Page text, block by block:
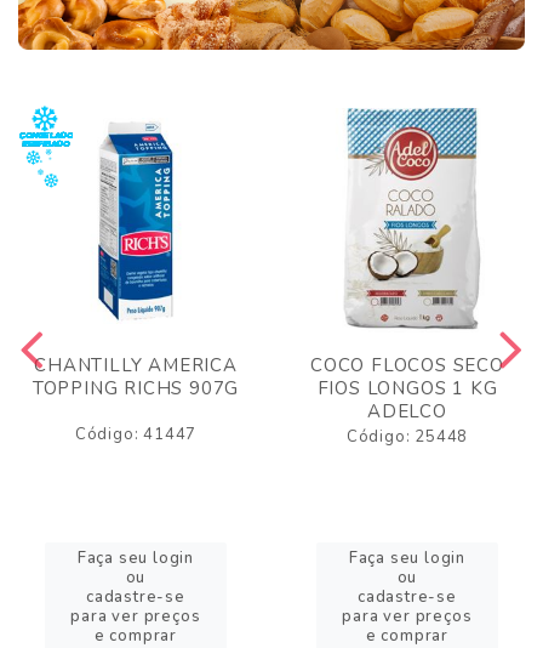
CHANTILLY AMERICA
TOPPING RICHS 907G
Código: 41447
Faça seu login
ou
cadastre-se
para ver preços
e comprar
COCO FLOCOS SECO
FIOS LONGOS 1 KG
ADELCO
Código: 25448
Faça seu login
ou
cadastre-se
para ver preços
e comprar